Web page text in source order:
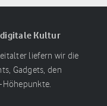
digitale Kultur
liefern wir die
Gadgets, den
Höhepunkte.